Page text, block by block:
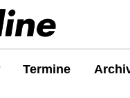
Termine